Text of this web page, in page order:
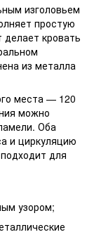
изголовьем
простую
кровать
из металла
места — 120
можно
Оба
и циркуляцию
для
узором;